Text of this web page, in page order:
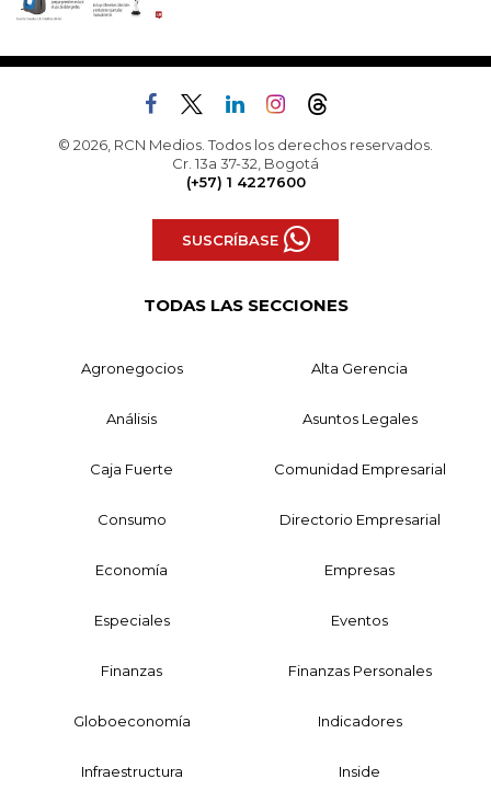
© 2026, RCN Medios. Todos los derechos reservados.
Cr. 13a 37-32, Bogotá
(+57) 1 4227600
SUSCRÍBASE
TODAS LAS SECCIONES
Agronegocios Alta Gerencia
Análisis Asuntos Legales
Caja Fuerte Comunidad Empresarial
Consumo Directorio Empresarial
Economía Empresas
Especiales Eventos
Finanzas Finanzas Personales
Globoeconomía Indicadores
Infraestructura Inside